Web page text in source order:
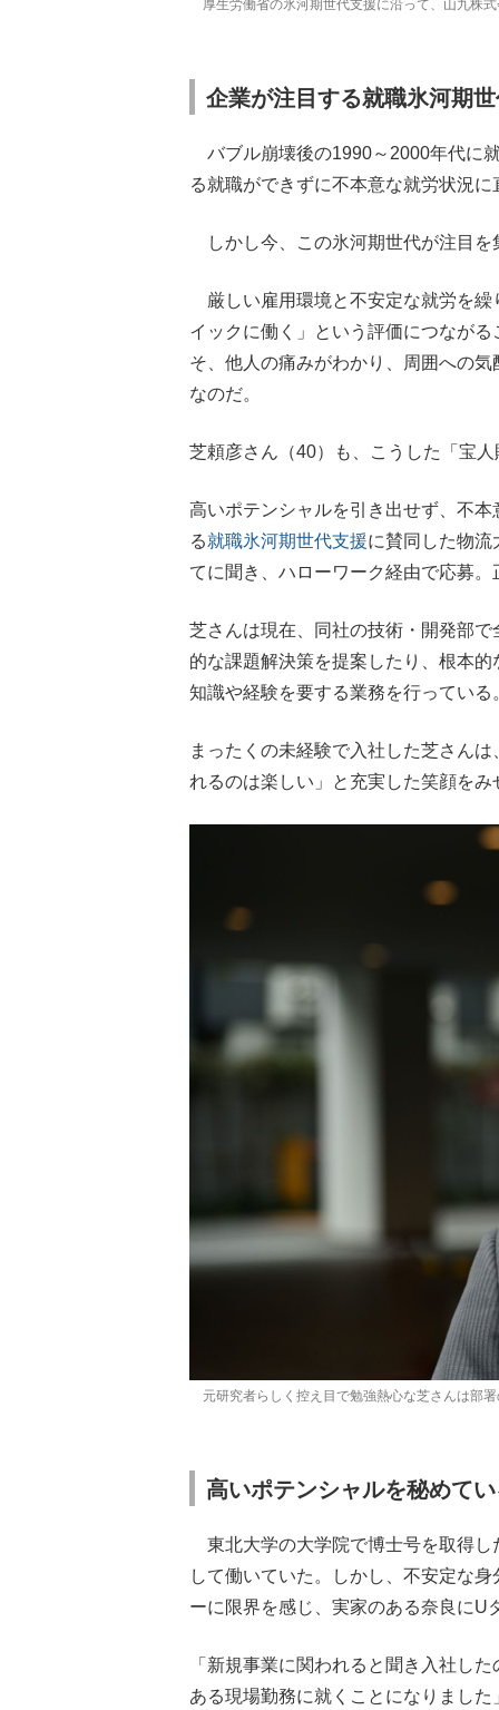
厚生労働省の氷河期世代支援に沿って、山九株
企業が注目する就職氷河期
バブル崩壊後の1990～2000年代に
る就職ができずに不本意な就労状況
しかし今、この氷河期世代が注目を
厳しい雇用環境と不安定な就労を繰
イックに働く」という評価につなが
そ、他人の痛みがわかり、周囲への
なのだ。
芝頼彦さん（40）も、こうした「宝
高いポテンシャルを引き出せず、不
る就職氷河期世代支援に賛同した物
てに聞き、ハローワーク経由で応募
芝さんは現在、同社の技術・開発部
的な課題解決策を提案したり、根本
知識や経験を要する業務を行っている
まったくの未経験で入社した芝さん
れるのは楽しい」と充実した笑顔をみ
元研究者らしく控え目で勉強熱心な芝さんは部
高いポテンシャルを秘めて
東北大学の大学院で博士号を取得し
して働いていた。しかし、不安定な
ーに限界を感じ、実家のある奈良にU
「新規事業に関われると聞き入社し
ある現場勤務に就くことになりました